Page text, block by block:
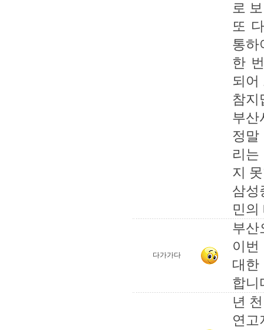
로
또
통하
한
되어
참지
부산
정말
리는
지
삼성
민의
다가가다
부산
이
대한
합니
년
연